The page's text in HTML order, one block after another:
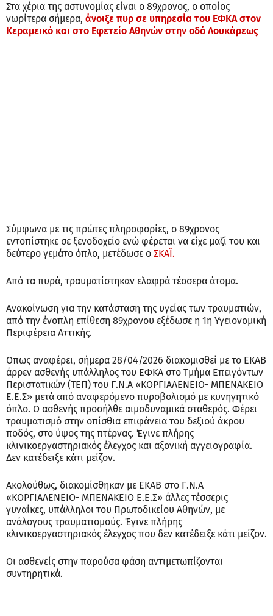
Στα χέρια της αστυνομίας είναι ο 89χρονος, ο οποίος
νωρίτερα σήμερα, άνοιξε πυρ σε υπηρεσία του ΕΦΚΑ στον
Κεραμεικό και στο Εφετείο Αθηνών στην οδό Λουκάρεως
Σύμφωνα με τις πρώτες πληροφορίες, ο 89χρονος
εντοπίστηκε σε ξενοδοχείο ενώ φέρεται να είχε μαζί του και
δεύτερο γεμάτο όπλο, μετέδωσε ο ΣΚΑΪ.
Από τα πυρά, τραυματίστηκαν ελαφρά τέσσερα άτομα.
Ανακοίνωση για την κατάσταση της υγείας των τραυματιών,
από την ένοπλη επίθεση 89χρονου εξέδωσε η 1η Υγειονομική
Περιφέρεια Αττικής.
Οπως αναφέρει, σήμερα 28/04/2026 διακομισθεί με το ΕΚΑΒ
άρρεν ασθενής υπάλληλος του ΕΦΚΑ στο Τμήμα Επειγόντων
Περιστατικών (ΤΕΠ) του Γ.Ν.Α «ΚΟΡΓΙΑΛΕΝΕΙΟ- ΜΠΕΝΑΚΕΙΟ
Ε.Ε.Σ» μετά από αναφερόμενο πυροβολισμό με κυνηγητικό
όπλο. Ο ασθενής προσήλθε αιμοδυναμικά σταθερός. Φέρει
τραυματισμό στην οπίσθια επιφάνεια του δεξιού άκρου
ποδός, στο ύψος της πτέρνας. Έγινε πλήρης
κλινικοεργαστηριακός έλεγχος και αξονική αγγειογραφία.
Δεν κατέδειξε κάτι μείζον.
Ακολούθως, διακομίσθηκαν με ΕΚΑΒ στο Γ.Ν.Α
«ΚΟΡΓΙΑΛΕΝΕΙΟ- ΜΠΕΝΑΚΕΙΟ Ε.Ε.Σ» άλλες τέσσερις
γυναίκες, υπάλληλοι του Πρωτοδικείου Αθηνών, με
ανάλογους τραυματισμούς. Έγινε πλήρης
κλινικοεργαστηριακός έλεγχος που δεν κατέδειξε κάτι μείζον.
Οι ασθενείς στην παρούσα φάση αντιμετωπίζονται
συντηρητικά.